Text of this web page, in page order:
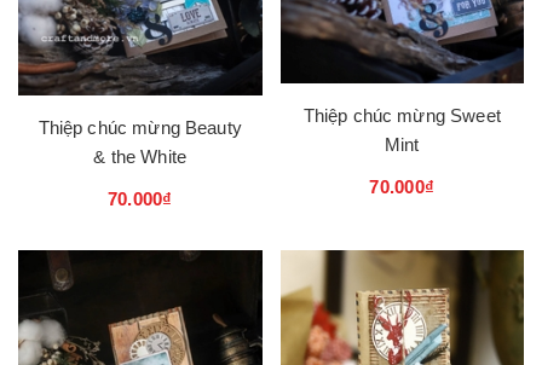
Thiệp chúc mừng Beauty
& the White
70.000₫
Thiệp chúc mừng Sweet
Mint
70.000₫